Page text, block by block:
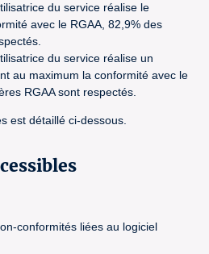
du service réalise le
avec le RGAA, 82,9% des
du service réalise un
au maximum la conformité avec le
RGAA sont respectés.
est détaillé ci-dessous.
conformités liées au logiciel